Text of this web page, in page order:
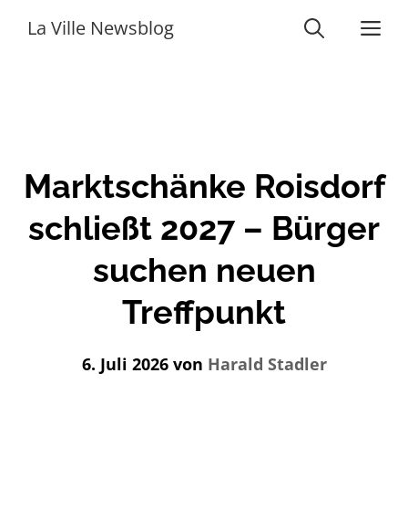
InhaltLa Ville Newsblog
Marktschänke Roisdorf
schließt 2027 – Bürger
suchen neuen
Treffpunkt
6. Juli 2026von Harald Stadler